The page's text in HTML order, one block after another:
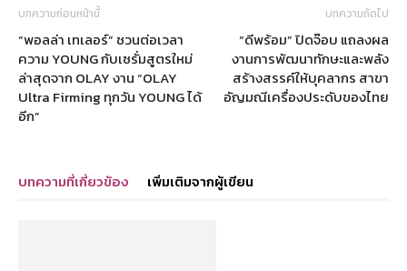
บทความก่อนหน้านี้
“พอลล่า เทเลอร์” ชวนต่อเวลา
ความ YOUNG กับเซรั่มสูตรใหม่
ล่าสุดจาก OLAY งาน “OLAY
Ultra Firming ทุกวัน YOUNG ได้
อีก”
บทความถัดไป
“ดีพร้อม” ปิดจ๊อบ แถลงผล
งานการพัฒนาทักษะและพลัง
สร้างสรรค์ให้บุคลากร สาขา
อัญมณีเครื่องประดับของไทย
บทความที่เกี่ยวข้อง เพิ่มเติมจากผู้เขียน